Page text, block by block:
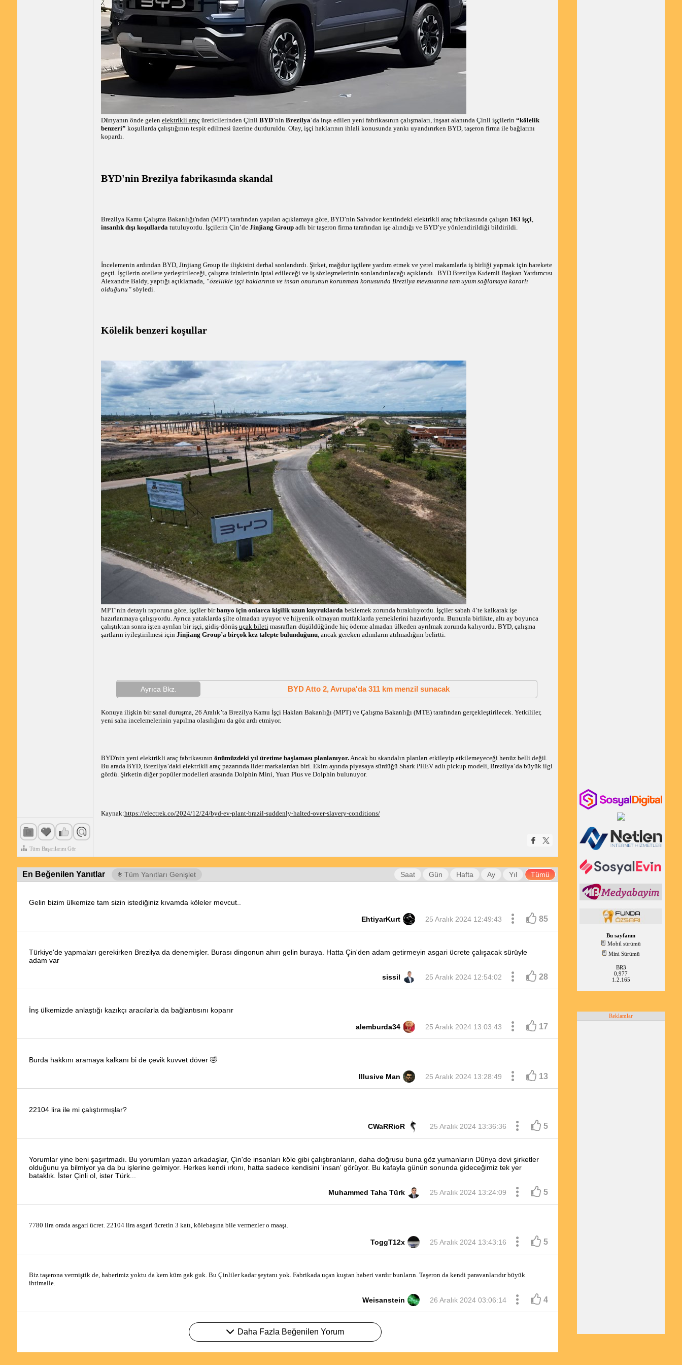
Tüm Başarılarını Gör
Dünyanın önde gelen elektrikli araçüreticilerinden Çinli BYD’nin Brezilya’da inşa edilen yeni fabrikasının çalışmaları, inşaat alanında Çinli işçilerin “kölelik
benzeri” koşullarda çalıştığının tespit edilmesi üzerine durduruldu. Olay, işçi haklarının ihlali konusunda yankı uyandırırken BYD, taşeron firma ile bağlarını
kopardı.
BYD'nin Brezilya fabrikasında skandal
Brezilya Kamu Çalışma Bakanlığı'ndan (MPT) tarafından yapılan açıklamaya göre, BYD’nin Salvador kentindeki elektrikli araç fabrikasında çalışan 163 işçi,
insanlık dışı koşullardatutuluyordu. İşçilerin Çin’de Jinjiang Groupadlı bir taşeron firma tarafından işe alındığı ve BYD’ye yönlendirildiği bildirildi.
İncelemenin ardından BYD, Jinjiang Group ile ilişkisini derhal sonlandırdı. Şirket, mağdur işçilere yardım etmek ve yerel makamlarla iş birliği yapmak için harekete
geçti. İşçilerin otellere yerleştirileceği, çalışma izinlerinin iptal edileceği ve iş sözleşmelerinin sonlandırılacağı açıklandı. BYD Brezilya Kıdemli Başkan Yardımcısı
Alexandre Baldy, yaptığı açıklamada, “özellikle işçi haklarının ve insan onurunun korunması konusunda Brezilya mevzuatına tam uyum sağlamaya kararlı
olduğunu” söyledi.
Kölelik benzeri koşullar
MPT’nin detaylı raporuna göre, işçiler birbanyo için onlarca kişilik uzun kuyruklarda beklemek zorunda bırakılıyordu. İşçiler sabah 4’te kalkarak işe
hazırlanmaya çalışıyordu. Ayrıca yataklarda şilte olmadan uyuyor ve hijyenik olmayan mutfaklarda yemeklerini hazırlıyordu. Bununla birlikte, altı ay boyunca
çalıştıktan sonra işten ayrılan bir işçi, gidiş-dönüş uçak bileti masrafları düşüldüğünde hiç ödeme almadan ülkeden ayrılmak zorunda kalıyordu. BYD, çalışma
şartların iyileştirilmesi için Jinjiang Group’a birçok kez talepte bulunduğunu, ancak gereken adımların atılmadığını belirtti.
Ayrıca Bkz. BYD Atto 2, Avrupa'da 311 km menzil sunacak
Konuya ilişkin bir sanal duruşma, 26 Aralık’ta Brezilya Kamu İşçi Hakları Bakanlığı (MPT) ve Çalışma Bakanlığı (MTE) tarafından gerçekleştirilecek. Yetkililer,
yeni saha incelemelerinin yapılma olasılığını da göz ardı etmiyor.
BYD'nin yeni elektrikli araç fabrikasının önümüzdeki yıl üretime başlaması planlanıyor.Ancak bu skandalın planları etkileyip etkilemeyeceği henüz belli değil.
Bu arada BYD, Brezilya’daki elektrikli araç pazarında lider markalardan biri. Ekim ayında piyasaya sürdüğü Shark PHEV adlı pickup modeli, Brezilya’da büyük ilgi
gördü. Şirketin diğer popüler modelleri arasında Dolphin Mini, Yuan Plus ve Dolphin bulunuyor.
Kaynak:https://electrek.co/2024/12/24/byd-ev-plant-brazil-suddenly-halted-over-slavery-conditions/
En Beğenilen Yanıtlar Tüm Yanıtları Genişlet Saat Gün Hafta Ay Yıl Tümü
Gelin bizim ülkemize tam sizin istediğiniz kıvamda köleler mevcut..
EhtiyarKurt 25 Aralık 2024 12:49:43 85
Türkiye'de yapmaları gerekirken Brezilya da denemişler. Burası dingonun ahırı gelin buraya. Hatta Çin'den adam getirmeyin asgari ücrete çalışacak sürüyle
adam var
sissil 25 Aralık 2024 12:54:02 28
İnş ülkemizde anlaştığı kazıkçı aracılarla da bağlantısını koparır
alemburda34 25 Aralık 2024 13:03:43 17
Burda hakkını aramaya kalkanı bi de çevik kuvvet döver 🤣
Illusive Man 25 Aralık 2024 13:28:49 13
22104 lira ile mi çalıştırmışlar?
CWaRRioR 25 Aralık 2024 13:36:36 5
Yorumlar yine beni şaşırtmadı. Bu yorumları yazan arkadaşlar, Çin'de insanları köle gibi çalıştıranların, daha doğrusu buna göz yumanların Dünya devi şirketler
olduğunu ya bilmiyor ya da bu işlerine gelmiyor. Herkes kendi ırkını, hatta sadece kendisini 'insan' görüyor. Bu kafayla günün sonunda gideceğimiz tek yer
bataklık. İster Çinli ol, ister Türk...
Muhammed Taha Türk 25 Aralık 2024 13:24:09 5
7780 lira orada asgari ücret. 22104 lira asgari ücretin 3 katı, kölebaşına bile vermezler o maaşı.
ToggT12x 25 Aralık 2024 13:43:16 5
Biz taşerona vermiştik de, haberimiz yoktu da kem küm gak guk. Bu Çinliler kadar şeytanı yok. Fabrikada uçan kuştan haberi vardır bunların. Taşeron da kendi paravanlarıdır büyük
ihtimalle.
Weisanstein 26 Aralık 2024 03:06:14 4
Daha Fazla Beğenilen Yorum
Bu sayfanın
Mobil sürümü
Mini Sürümü
BR3
0,977
1.2.165
Reklamlar